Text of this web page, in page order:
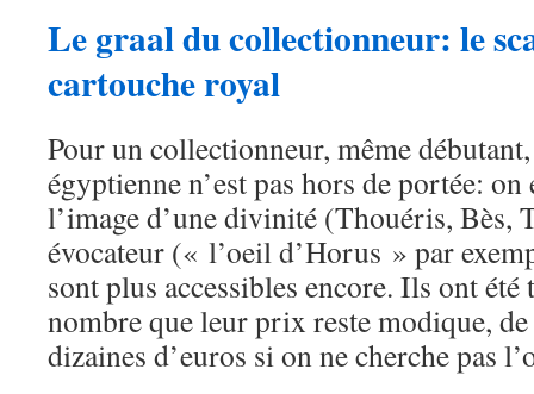
Le graal du collectionneur: le
cartouche royal
Pour un collectionneur, même
égyptienne n’est pas hors de portée:
l’image d’une divinité (Thouéris, Bès,
évocateur (« l’oeil d’Horus » par
sont plus accessibles encore. Ils ont
nombre que leur prix reste modique,
dizaines d’euros si on ne cherche pas